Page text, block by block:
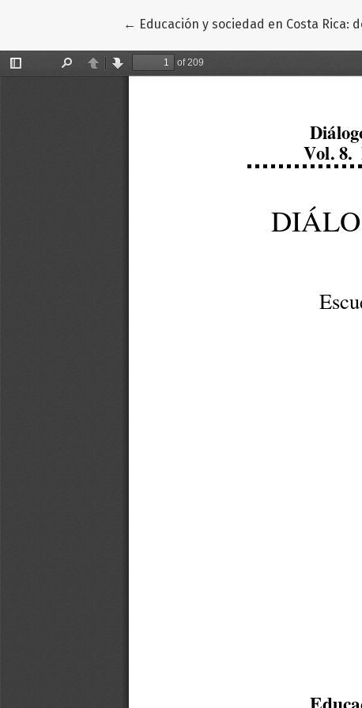
← Volver a los detalles del artículo
Educación y sociedad en Costa Rica: